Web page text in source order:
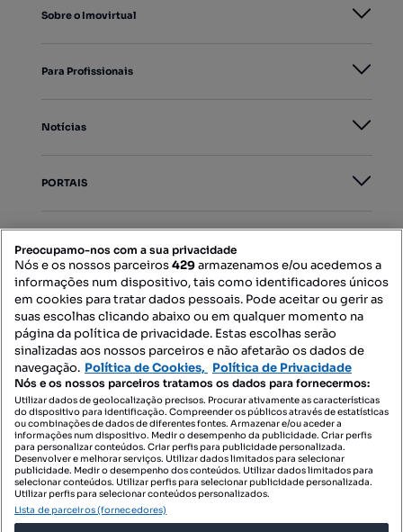
Sobre o Imovirtual
Para Profissionais
Notícias
PORTAIS
Contacte-nos
SIGA-NOS:
DESCARREGAR NA:
Preocupamo-nos com a sua privacidade
Nós e os nossos parceiros429armazenamos e/ou acedemos a
informações num dispositivo, tais como identificadores únicos
em cookies para tratar dados pessoais. Pode aceitar ou gerir as
suas escolhas clicando abaixo ou em qualquer momento na
página da política de privacidade. Estas escolhas serão
sinalizadas aos nossos parceiros e não afetarão os dados de
navegação. Política de Cookies, Política de Privacidade
Nós e os nossos parceiros tratamos os dados para fornecermos:
Utilizar dados de geolocalização precisos. Procurar ativamente as características
do dispositivo para identificação. Compreender os públicos através de estatísticas
ou combinações de dados de diferentes fontes. Armazenar e/ou aceder a
informações num dispositivo. Medir o desempenho da publicidade. Criar perfis
para personalizar conteúdos. Criar perfis para publicidade personalizada.
Desenvolver e melhorar serviços. Utilizar dados limitados para selecionar
publicidade. Medir o desempenho dos conteúdos. Utilizar dados limitados para
selecionar conteúdos. Utilizar perfis para selecionar publicidade personalizada.
Utilizar perfis para selecionar conteúdos personalizados.
Lista de parceiros (fornecedores)